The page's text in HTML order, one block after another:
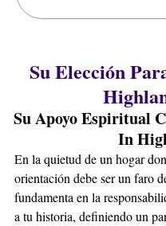
Su Elección
Su Apoyo Espiritual
In
En la quietud de un hogar
orientación debe ser un faro
fundamenta en la
a tu historia, definiendo un